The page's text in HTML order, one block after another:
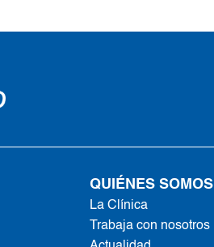
QUIÉNES SOMOS
La Clínica
Trabaja con nosotros